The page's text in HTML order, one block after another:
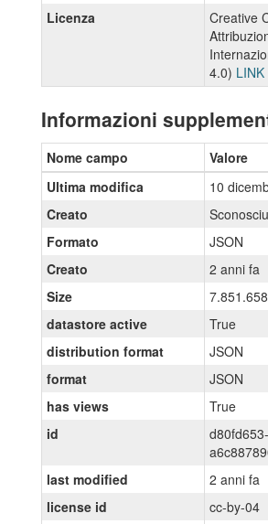
Licenza
Creative
4.0) LINK
Informazioni
Nome campo
Valore
Ultima modifica
10
Creato
Formato
JSON
Creato
2 anni fa
Size
7.851.658
datastore active
True
distribution format
JSON
format
JSON
has views
True
id
last modified
2 anni fa
license id
cc-by-04